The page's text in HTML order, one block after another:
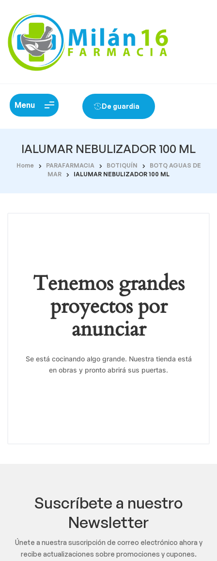
Menu De guardia
IALUMAR NEBULIZADOR 100 ML
Home PARAFARMACIA BOTIQUÍN
BOTQ AGUAS DE
MAR
IALUMAR NEBULIZADOR 100 ML
Tenemos grandes
proyectos por
anunciar
Se está cocinando algo grande. Nuestra tienda está
en obras y pronto abrirá sus puertas.
Suscríbete a nuestro
Newsletter
Únete a nuestra suscripción de correo electrónico ahora y
recibe actualizaciones sobre promociones y cupones.